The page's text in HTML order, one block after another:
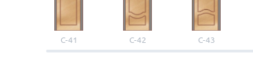
С-41 С-42 С-43